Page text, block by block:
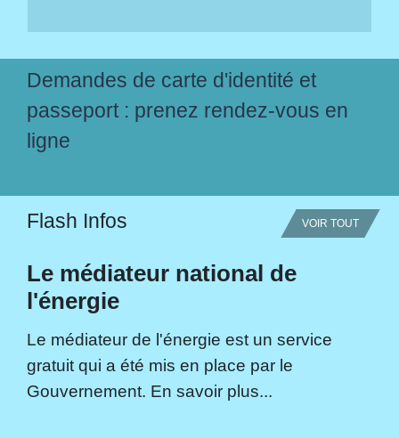
Demandes de carte d'identité et
passeport : prenez rendez-vous en
ligne
Flash Infos VOIR TOUT
Le médiateur national de
l'énergie
Le médiateur de l'énergie est un service
gratuit qui a été mis en place par le
Gouvernement. En savoir plus...